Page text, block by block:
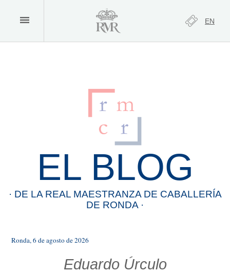
EN
EL BLOG
· DE LA REAL MAESTRANZA DE CABALLERÍA
DE RONDA ·
Ronda, 6 de agosto de 2026
Eduardo Úrculo